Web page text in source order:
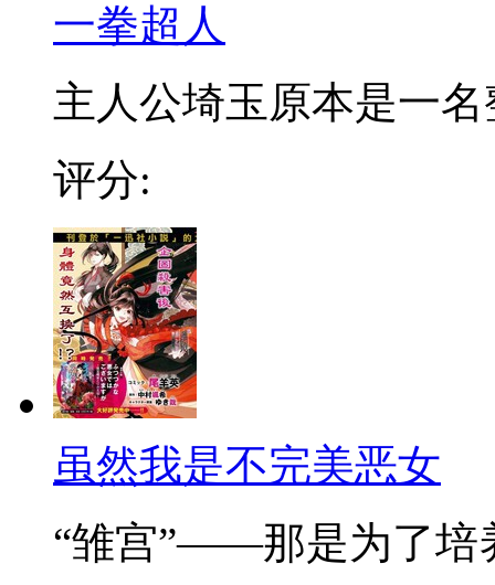
一拳超人
主人公埼玉原本是一名
评分:
虽然我是不完美恶女
“雏宫”——那是为了培